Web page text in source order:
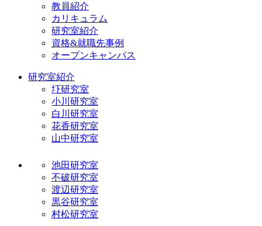
教員紹介
カリキュラム
研究室紹介
資格&就職先事例
オープンキャンパス
研究室紹介
圷研究室
小川研究室
白川研究室
花香研究室
山中研究室
池田研究室
不破研究室
渡辺研究室
黒谷研究室
村松研究室